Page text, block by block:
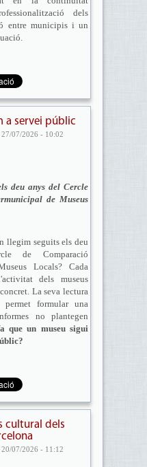
dels
entre municipis i un
a servei públic
27/07/2026 - 10:02
deu anys del Cercle
de Museus
llegim seguits els deu
de Comparació
Locals? Cada
dels museus
La seva lectura
formular una
no plantegen
que un museu sigui
cultural dels
20/07/2026 - 11:12